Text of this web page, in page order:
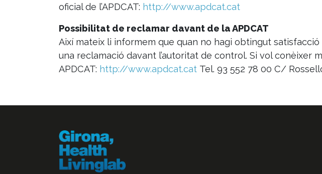
oficial de l’APDCAT: http://www.apdcat.cat
Possibilitat de reclamar davant de la APDCAT
Així mateix li informem que quan no hagi obtingut
una reclamació davant l’autoritat de control. Si vol
APDCAT: http://www.apdcat.cat Tel. 93 552 78 00 C/